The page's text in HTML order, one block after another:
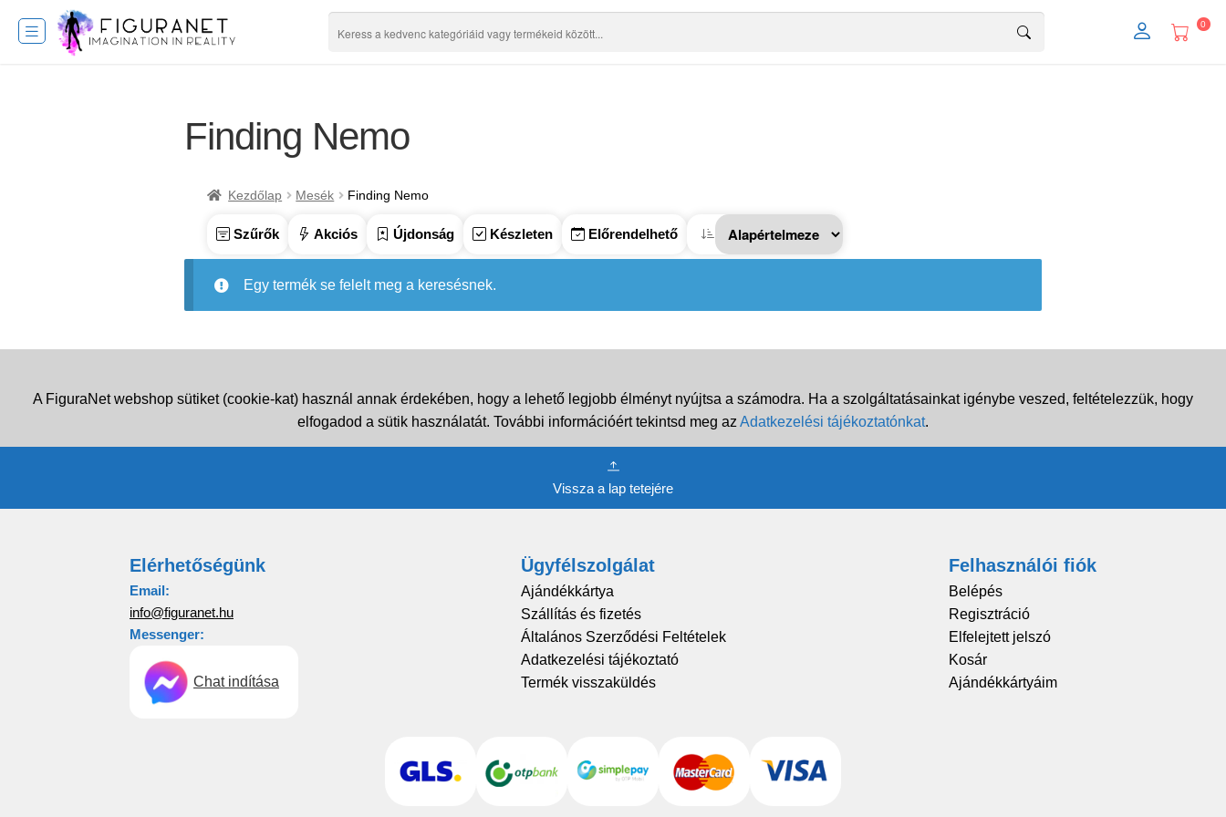
0
Finding Nemo
Kezdőlap Mesék Finding Nemo
Szűrők Akciós Újdonság Készleten Előrendelhető
Egy termék se felelt meg a keresésnek.
A FiguraNet webshop sütiket (cookie-kat) használ annak érdekében, hogy a lehető legjobb élményt nyújtsa a számodra. Ha a szolgáltatásainkat igénybe veszed, feltételezzük, hogy
elfogadod a sütik használatát. További információért tekintsd meg az Adatkezelési tájékoztatónkat.
Vissza a lap tetejére
Elérhetőségünk
Email:
info@figuranet.hu
Messenger:
Chat indítása
Ügyfélszolgálat
Ajándékkártya
Szállítás és fizetés
Általános Szerződési Feltételek
Adatkezelési tájékoztató
Termék visszaküldés
Felhasználói fiók
Belépés
Regisztráció
Elfelejtett jelszó
Kosár
Ajándékkártyáim